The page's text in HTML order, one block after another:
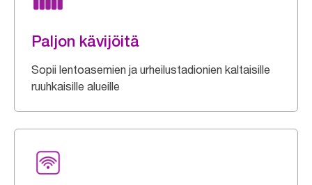
Paljon kävijöitä
Sopii lentoasemien ja urheilustadionien kaltaisille
ruuhkaisille alueille